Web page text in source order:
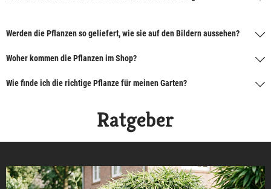
Werden die Pflanzen so geliefert, wie sie auf den Bildern aussehen?
Woher kommen die Pflanzen im Shop?
Wie finde ich die richtige Pflanze für meinen Garten?
Ratgeber